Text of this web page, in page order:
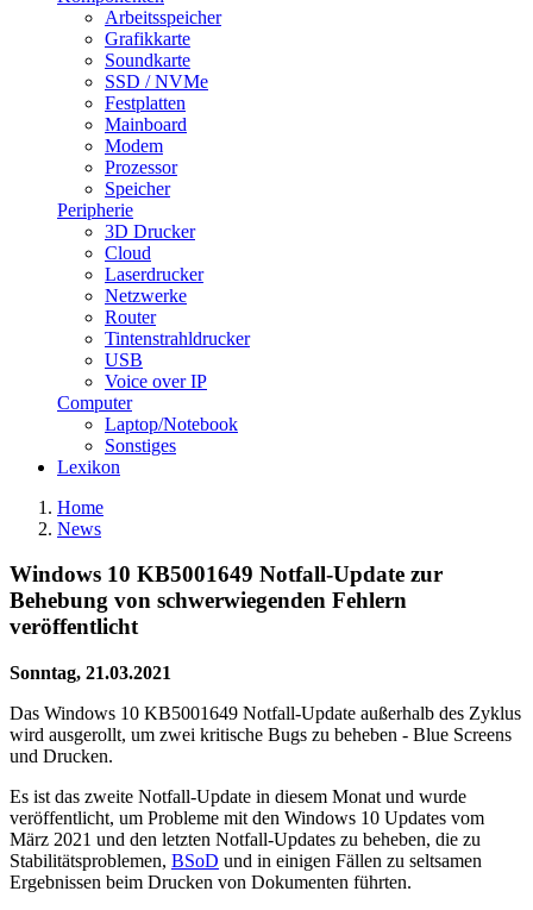
Arbeitsspeicher
Grafikkarte
Soundkarte
SSD / NVMe
Festplatten
Mainboard
Modem
Prozessor
Speicher
Peripherie
3D Drucker
Cloud
Laserdrucker
Netzwerke
Router
Tintenstrahldrucker
USB
Voice over IP
Computer
Laptop/Notebook
Sonstiges
Lexikon
Home
News
Windows 10 KB5001649 Notfall-Update zur
Behebung von schwerwiegenden Fehlern
veröffentlicht
Sonntag, 21.03.2021
Das Windows 10 KB5001649 Notfall-Update außerhalb des Zyklus
wird ausgerollt, um zwei kritische Bugs zu beheben - Blue Screens
und Drucken.
Es ist das zweite Notfall-Update in diesem Monat und wurde
veröffentlicht, um Probleme mit den Windows 10 Updates vom
März 2021 und den letzten Notfall-Updates zu beheben, die zu
Stabilitätsproblemen, BSoD und in einigen Fällen zu seltsamen
Ergebnissen beim Drucken von Dokumenten führten.